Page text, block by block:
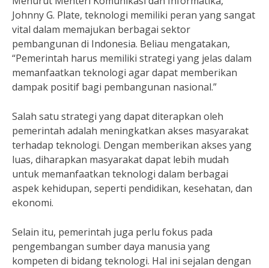
Johnny G. Plate, teknologi memiliki peran yang sangat
vital dalam memajukan berbagai sektor
pembangunan di Indonesia. Beliau mengatakan,
“Pemerintah harus memiliki strategi yang jelas dalam
memanfaatkan teknologi agar dapat memberikan
dampak positif bagi pembangunan nasional.”
Salah satu strategi yang dapat diterapkan oleh
pemerintah adalah meningkatkan akses masyarakat
terhadap teknologi. Dengan memberikan akses yang
luas, diharapkan masyarakat dapat lebih mudah
untuk memanfaatkan teknologi dalam berbagai
aspek kehidupan, seperti pendidikan, kesehatan, dan
ekonomi.
Selain itu, pemerintah juga perlu fokus pada
pengembangan sumber daya manusia yang
kompeten di bidang teknologi. Hal ini sejalan dengan